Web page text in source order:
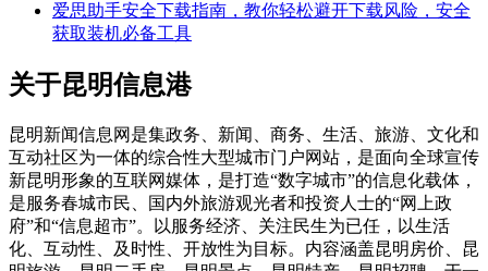
爱思助手安全下载指南，教你轻松避开下载风险，安全
获取装机必备工具
关于昆明信息港
昆明新闻信息网是集政务、新闻、商务、生活、旅游、文化和
互动社区为一体的综合性大型城市门户网站，是面向全球宣传
新昆明形象的互联网媒体，是打造“数字城市”的信息化载体，
是服务春城市民、国内外旅游观光者和投资人士的“网上政
府”和“信息超市”。以服务经济、关注民生为已任，以生活
化、互动性、及时性、开放性为目标。内容涵盖昆明房价、昆